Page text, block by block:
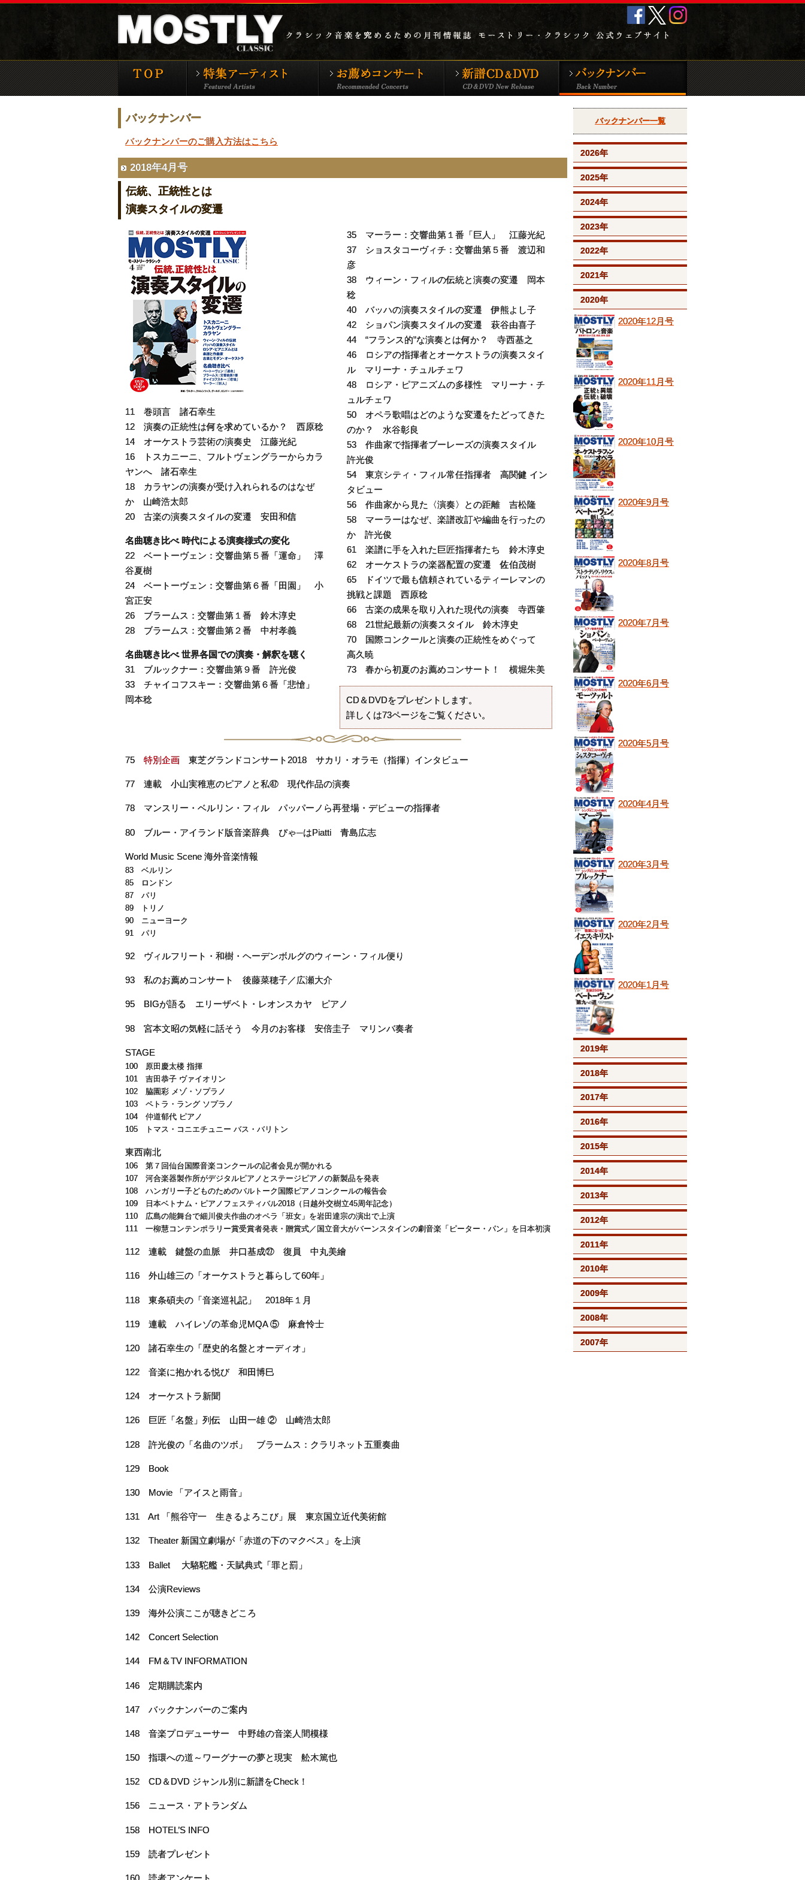
モーストリー・クラシックTOP 特集アーティスト お薦めコンサート 新譜CD＆DVD バックナンバー
バックナンバー
バックナンバーのご購入方法はこちら
2018年4月号
伝統、正統性とは
演奏スタイルの変遷
11 巻頭言 諸石幸生
12 演奏の正統性は何を求めているか？ 西原稔
14 オーケストラ芸術の演奏史 江藤光紀
16 トスカニーニ、フルトヴェングラーからカラ
ヤンへ 諸石幸生
18 カラヤンの演奏が受け入れられるのはなぜ
か 山崎浩太郎
20 古楽の演奏スタイルの変遷 安田和信
名曲聴き比べ 時代による演奏様式の変化
22 ベートーヴェン：交響曲第５番「運命」 澤
谷夏樹
24 ベートーヴェン：交響曲第６番「田園」 小
宮正安
26 ブラームス：交響曲第１番 鈴木淳史
28 ブラームス：交響曲第２番 中村孝義
名曲聴き比べ 世界各国での演奏・解釈を聴く
31 ブルックナー：交響曲第９番 許光俊
33 チャイコフスキー：交響曲第６番「悲愴」
岡本稔
35 マーラー：交響曲第１番「巨人」 江藤光紀
37 ショスタコーヴィチ：交響曲第５番 渡辺和
彦
38 ウィーン・フィルの伝統と演奏の変遷 岡本
稔
40 バッハの演奏スタイルの変遷 伊熊よし子
42 ショパン演奏スタイルの変遷 萩谷由喜子
44 “フランス的”な演奏とは何か？ 寺西基之
46 ロシアの指揮者とオーケストラの演奏スタイ
ル マリーナ・チュルチェワ
48 ロシア・ピアニズムの多様性 マリーナ・チ
ュルチェワ
50 オペラ歌唱はどのような変遷をたどってきた
のか？ 水谷彰良
53 作曲家で指揮者ブーレーズの演奏スタイル
許光俊
54 東京シティ・フィル常任指揮者 高関健 イン
タビュー
56 作曲家から見た〈演奏〉との距離 吉松隆
58 マーラーはなぜ、楽譜改訂や編曲を行ったの
か 許光俊
61 楽譜に手を入れた巨匠指揮者たち 鈴木淳史
62 オーケストラの楽器配置の変遷 佐伯茂樹
65 ドイツで最も信頼されているティーレマンの
挑戦と課題 西原稔
66 古楽の成果を取り入れた現代の演奏 寺西肇
68 21世紀最新の演奏スタイル 鈴木淳史
70 国際コンクールと演奏の正統性をめぐって
高久暁
73 春から初夏のお薦めコンサート！ 横堀朱美
CD＆DVDをプレゼントします。
詳しくは73ページをご覧ください。
75 特別企画 東芝グランドコンサート2018 サカリ・オラモ（指揮）インタビュー
77 連載 小山実稚恵のピアノと私㊼ 現代作品の演奏
78 マンスリー・ベルリン・フィル パッパーノら再登場・デビューの指揮者
80 ブルー・アイランド版音楽辞典 ぴゃ─はPiatti 青島広志
World Music Scene 海外音楽情報
83 ベルリン
85 ロンドン
87 パリ
89 トリノ
90 ニューヨーク
91 パリ
92 ヴィルフリート・和樹・ヘーデンボルグのウィーン・フィル便り
93 私のお薦めコンサート 後藤菜穂子／広瀬大介
95 BIGが語る エリーザベト・レオンスカヤ ピアノ
98 宮本文昭の気軽に話そう 今月のお客様 安倍圭子 マリンバ奏者
STAGE
100 原田慶太楼 指揮
101 吉田恭子 ヴァイオリン
102 脇園彩 メゾ・ソプラノ
103 ペトラ・ラング ソプラノ
104 仲道郁代 ピアノ
105 トマス・コニエチュニー バス・バリトン
東西南北
106 第７回仙台国際音楽コンクールの記者会見が開かれる
107 河合楽器製作所がデジタルピアノとステージピアノの新製品を発表
108 ハンガリー子どものためのバルトーク国際ピアノコンクールの報告会
109 日本ベトナム・ピアノフェスティバル2018（日越外交樹立45周年記念）
110 広島の能舞台で細川俊夫作曲のオペラ「班女」を岩田達宗の演出で上演
111 一柳慧コンテンポラリー賞受賞者発表・贈賞式／国立音大がバーンスタインの劇音楽「ピーター・パン」を日本初演
112 連載 鍵盤の血脈 井口基成㉗ 復員 中丸美繪
116 外山雄三の「オーケストラと暮らして60年」
118 東条碩夫の「音楽巡礼記」 2018年１月
119 連載 ハイレゾの革命児MQA ⑤ 麻倉怜士
120 諸石幸生の「歴史的名盤とオーディオ」
122 音楽に抱かれる悦び 和田博巳
124 オーケストラ新聞
126 巨匠「名盤」列伝 山田一雄 ② 山崎浩太郎
128 許光俊の「名曲のツボ」 ブラームス：クラリネット五重奏曲
129 Book
130 Movie 「アイスと雨音」
131 Art 「熊谷守一 生きるよろこび」展 東京国立近代美術館
132 Theater 新国立劇場が「赤道の下のマクベス」を上演
133 Ballet 大駱駝艦・天賦典式「罪と罰」
134 公演Reviews
139 海外公演ここが聴きどころ
142 Concert Selection
144 FM＆TV INFORMATION
146 定期購読案内
147 バックナンバーのご案内
148 音楽プロデューサー 中野雄の音楽人間模様
150 指環への道～ワーグナーの夢と現実 舩木篤也
152 CD＆DVD ジャンル別に新譜をCheck！
156 ニュース・アトランダム
158 HOTEL’S INFO
159 読者プレゼント
160 読者アンケート
バックナンバー一覧
2026年
2025年
2024年
2023年
2022年
2021年
2020年
2020年12月号
2020年11月号
2020年10月号
2020年9月号
2020年8月号
2020年7月号
2020年6月号
2020年5月号
2020年4月号
2020年3月号
2020年2月号
2020年1月号
2019年
2018年
2017年
2016年
2015年
2014年
2013年
2012年
2011年
2010年
2009年
2008年
2007年